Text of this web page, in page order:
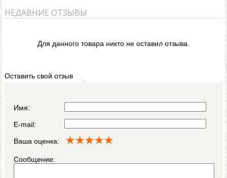
НЕДАВНИЕ ОТЗЫВЫ
Для данного товара никто не оставил отзыва.
Оставить свой отзыв
Имя:
E-mail:
Ваша оценка:
Сообщение: